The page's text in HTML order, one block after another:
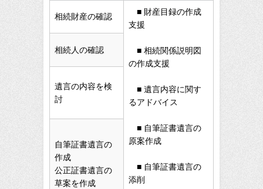
相続財産の確認
■ 財産目録の作成
支援
■ 相続関係説明図
の作成支援
■ 遺言内容に関す
るアドバイス
■ 自筆証書遺言の
原案作成
■ 自筆証書遺言の
添削
相続人の確認
遺言の内容を検
討
自筆証書遺言の
作成
公正証書遺言の
草案を作成